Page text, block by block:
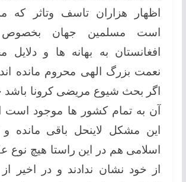
اظهار هزاران تاسف وتاثر که
است مسلمین جهان بخصوص
افغانستان به بهانه ها و دلایل
نعمت بزرگ الهی محروم مانده
اگر بحث شیوع مریضی کرونا باشد
آن به تمام کشور ها موجود است
این مشکل لاینحل باقی مانده
اسلامی هم در این راستا هیچ نوع
از خود نشان ندادند و در اخیر از